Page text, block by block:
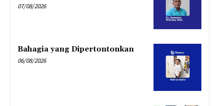
07/08/2026
Bahagia yang Dipertontonkan
06/08/2026